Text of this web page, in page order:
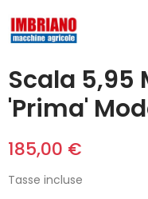
Scala 5,95
'Prima'
185,00 €
Tasse incluse